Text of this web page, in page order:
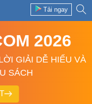
Tải ngay
2026
GIẢI DỄ HIỂU VÀ
SÁCH